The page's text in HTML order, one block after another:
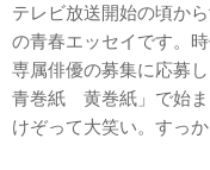
テレビ放送開始の頃か
の青春エッセイです。
専属俳優の募集に応募
青巻紙 黄巻紙」で始ま
けぞって大笑い。すっ